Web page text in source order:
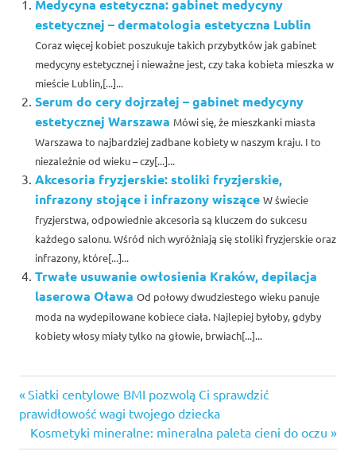
Medycyna estetyczna: gabinet medycyny
estetycznej – dermatologia estetyczna Lublin
Coraz więcej kobiet poszukuje takich przybytków jak gabinet
medycyny estetycznej i nieważne jest, czy taka kobieta mieszka w
mieście Lublin,[...]...
Serum do cery dojrzałej – gabinet medycyny
estetycznej Warszawa Mówi się, że mieszkanki miasta
Warszawa to najbardziej zadbane kobiety w naszym kraju. I to
niezależnie od wieku – czy[...]...
Akcesoria fryzjerskie: stoliki fryzjerskie,
infrazony stojące i infrazony wiszące W świecie
fryzjerstwa, odpowiednie akcesoria są kluczem do sukcesu
każdego salonu. Wśród nich wyróżniają się stoliki fryzjerskie oraz
infrazony, które[...]...
Trwałe usuwanie owłosienia Kraków, depilacja
laserowa Oława Od połowy dwudziestego wieku panuje
moda na wydepilowane kobiece ciała. Najlepiej byłoby, gdyby
kobiety włosy miały tylko na głowie, brwiach[...]...
warszawa
Dermatologia
estetyczna
Nawigacja
wpisu
Previous
Post:
Siatki centylowe BMI pozwolą Ci sprawdzić
prawidłowość wagi twojego dziecka
Next
Post:
Kosmetyki mineralne: mineralna paleta cieni do oczu